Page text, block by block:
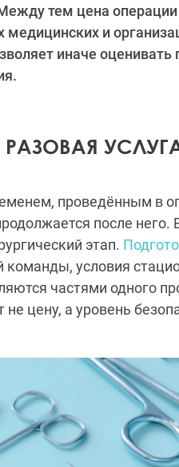
тем цена
медицинских и
иначе оценивать
проведённым в
после него.
этап.
команды, условия
частями одного
цену, а уровень